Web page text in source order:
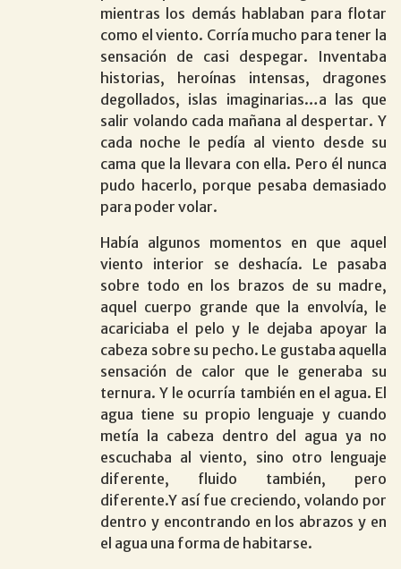
mientras los demás hablaban para flotar
como el viento. Corría mucho para tener la
sensación de casi despegar. Inventaba
historias, heroínas intensas, dragones
degollados, islas imaginarias…a las que
salir volando cada mañana al despertar. Y
cada noche le pedía al viento desde su
cama que la llevara con ella. Pero él nunca
pudo hacerlo, porque pesaba demasiado
para poder volar.
Había algunos momentos en que aquel
viento interior se deshacía. Le pasaba
sobre todo en los brazos de su madre,
aquel cuerpo grande que la envolvía, le
acariciaba el pelo y le dejaba apoyar la
cabeza sobre su pecho. Le gustaba aquella
sensación de calor que le generaba su
ternura. Y le ocurría también en el agua. El
agua tiene su propio lenguaje y cuando
metía la cabeza dentro del agua ya no
escuchaba al viento, sino otro lenguaje
diferente, fluido también, pero
diferente.Y así fue creciendo, volando por
dentro y encontrando en los abrazos y en
el agua una forma de habitarse.